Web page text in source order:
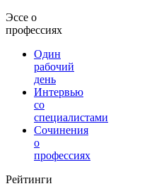
Эссе о
профессиях
Один
рабочий
день
Интервью
со
специалистами
Сочинения
о
профессиях
Рейтинги